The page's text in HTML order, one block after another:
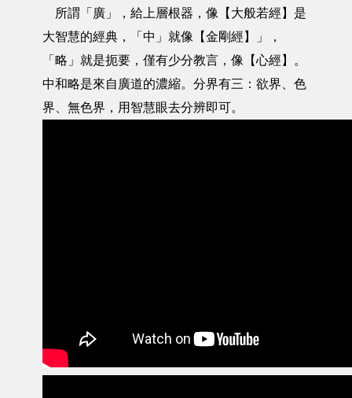
所謂「廣」，給上層根器，像【大般若經】是
大智慧的經典，「中」就像【金剛經】」，
「略」就是扼要，僅有少分教言，像【心經】。
中和略是來自廣道的濃縮。分界有三：欲界、色
界、無色界，用智慧眼去分辨即可。